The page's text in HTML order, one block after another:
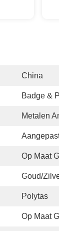
China
Badge &
Metalen
Op Maat
Goud/
Polytas
Op Maat